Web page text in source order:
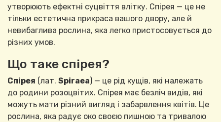
утворюють ефектні суцвіття влітку. Спірея — це не
тільки естетична прикраса вашого двору, але й
невибаглива рослина, яка легко пристосовується до
різних умов.
Що таке спірея?
Спірея (лат. Spiraea) — це рід кущів, які належать
до родини розоцвітих. Спірея має безліч видів, які
можуть мати різний вигляд і забарвлення квітів. Це
рослина, яка радує око своєю пишною та тривалою